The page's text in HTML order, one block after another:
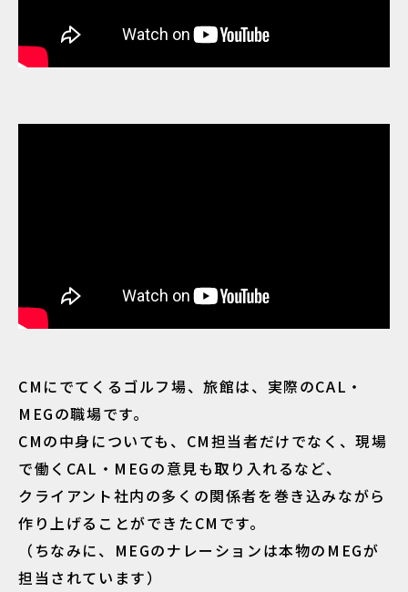
CMにでてくるゴルフ場、旅館は、実際のCAL・
MEGの職場です。
CMの中身についても、CM担当者だけでなく、現場
で働くCAL・MEGの意見も取り入れるなど、
クライアント社内の多くの関係者を巻き込みながら
作り上げることができたCMです。
（ちなみに、MEGのナレーションは本物のMEGが
担当されています）